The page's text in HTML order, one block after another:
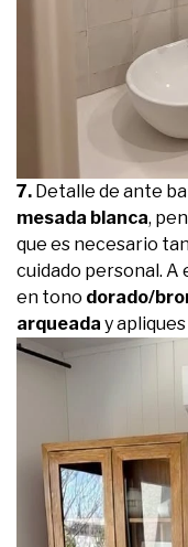
7. Detalle de ante
mesada blanca,
que es necesario
cuidado personal. A
en tono dorado/
arqueada y